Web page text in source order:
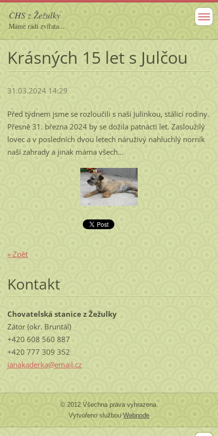
CHS z Žežulky
Máme rádi zvířata...
Krásných 15 let s Julčou
31.03.2024 14:29
Před týdnem jsme se rozloučili s naší Julinkou, stálicí rodiny.
Přesně 31. března 2024 by se dožila patnácti let. Zasloužilý
lovec a v posledních dvou letech náruživý nahluchlý norník
naší zahrady a jinak máma všech...
« Zpět
Kontakt
Chovatelská stanice z Žežulky
Zátor (okr. Bruntál)
+420 608 560 887
+420 777 309 352
janakaderka@email.cz
© 2012 Všechna práva vyhrazena.
Vytvořeno službou Webnode